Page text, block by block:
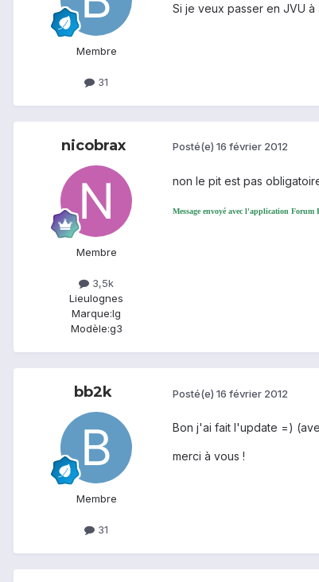
Membre
31
Si je veux passer en JVU
nicobrax
Membre
3,5k
Lieulognes
Marque:lg
Modèle:g3
Posté(e) 16 février 2012
non le pit est pas
Message envoyé avec l'application Forum
bb2k
Membre
31
Posté(e) 16 février 2012
Bon j'ai fait l'update =)
merci à vous !